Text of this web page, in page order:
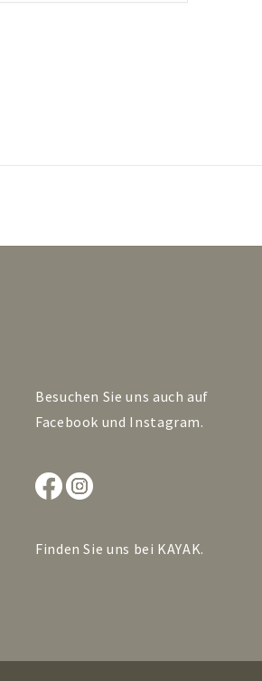
Besuchen Sie uns auch auf
Facebook und Instagram.
Finden Sie uns bei KAYAK.